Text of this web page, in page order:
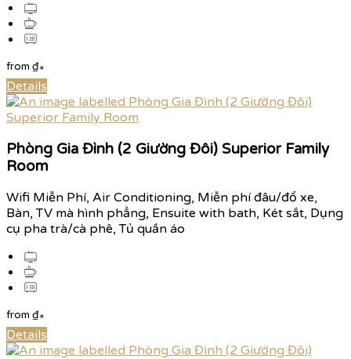
from ₫*
Details
Phòng Gia Đình (2 Giường Đôi) Superior Family
Room
Wifi Miễn Phí, Air Conditioning, Miễn phí đâu/đổ xe,
Bàn, TV mà hình phẳng, Ensuite with bath, Két sắt, Dụng
cụ pha trà/cà phê, Tủ quần áo
from ₫*
Details